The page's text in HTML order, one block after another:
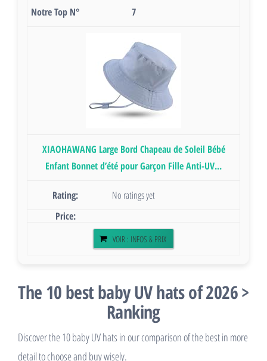
7
XIAOHAWANG Large Bord Chapeau de Soleil Bébé
Enfant Bonnet d’été pour Garçon Fille Anti-UV...
No ratings yet
VOIR : INFOS & PRIX
The 10 best baby UV hats of 2026 >
Ranking
Discover the 10 baby UV hats in our comparison of the best in more
detail to choose and buy wisely.